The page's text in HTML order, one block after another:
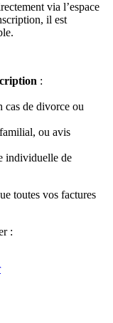
via l’espace
il est
:
cas de divorce ou
ou avis
individuelle de
toutes vos factures
: